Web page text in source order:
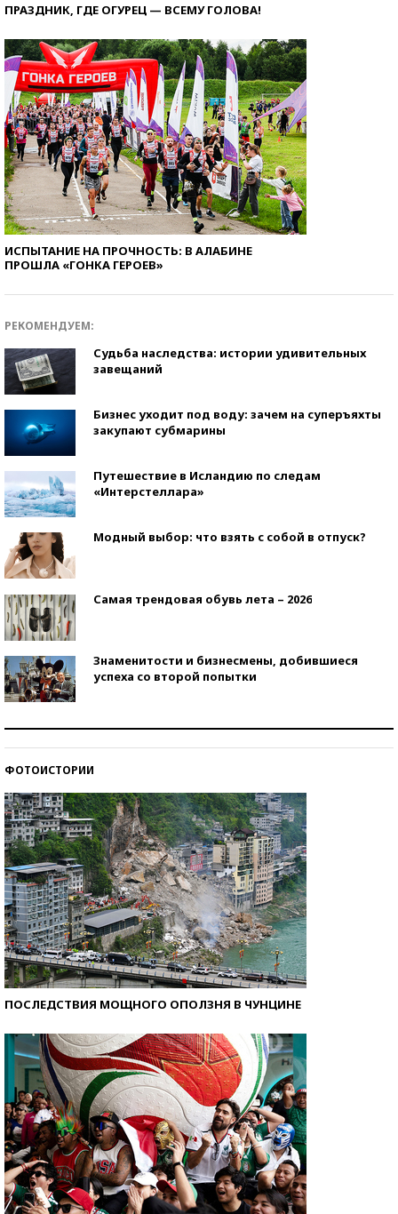
ПРАЗДНИК, ГДЕ ОГУРЕЦ — ВСЕМУ ГОЛОВА!
ИСПЫТАНИЕ НА ПРОЧНОСТЬ: В АЛАБИНЕ
ПРОШЛА «ГОНКА ГЕРОЕВ»
РЕКОМЕНДУЕМ:
Судьба наследства: истории удивительных
завещаний
Бизнес уходит под воду: зачем на суперъяхты
закупают субмарины
Путешествие в Исландию по следам
«Интерстеллара»
Модный выбор: что взять с собой в отпуск?
Самая трендовая обувь лета – 2026
Знаменитости и бизнесмены, добившиеся
успеха со второй попытки
ФОТОИСТОРИИ
ПОСЛЕДСТВИЯ МОЩНОГО ОПОЛЗНЯ В ЧУНЦИНЕ